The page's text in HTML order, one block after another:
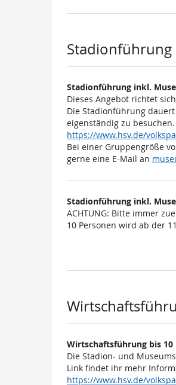
Stadionführung
Stadionführung inkl.
Dieses Angebot richtet
Die Stadionführung
eigenständig zu
https://www.hsv.de/
Bei einer Gruppengröße
gerne eine E-Mail an
Stadionführung inkl.
ACHTUNG: Bitte immer
10 Personen wird ab der
Wirtschaftsführung bis 10
Die Stadion- und
Link findet ihr mehr
https://www.hsv.de/